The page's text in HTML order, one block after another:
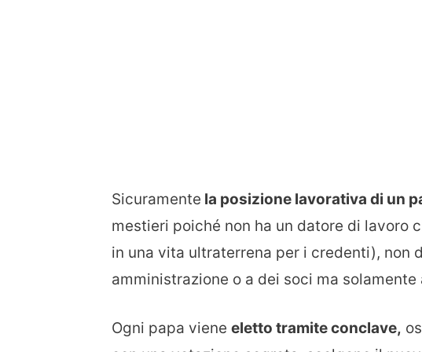
Sicuramente la posizione lavorativa di un
mestieri poiché non ha un datore di lavoro
in una vita ultraterrena per i credenti), non
amministrazione o a dei soci ma
Ogni papa viene eletto tramite conclave,